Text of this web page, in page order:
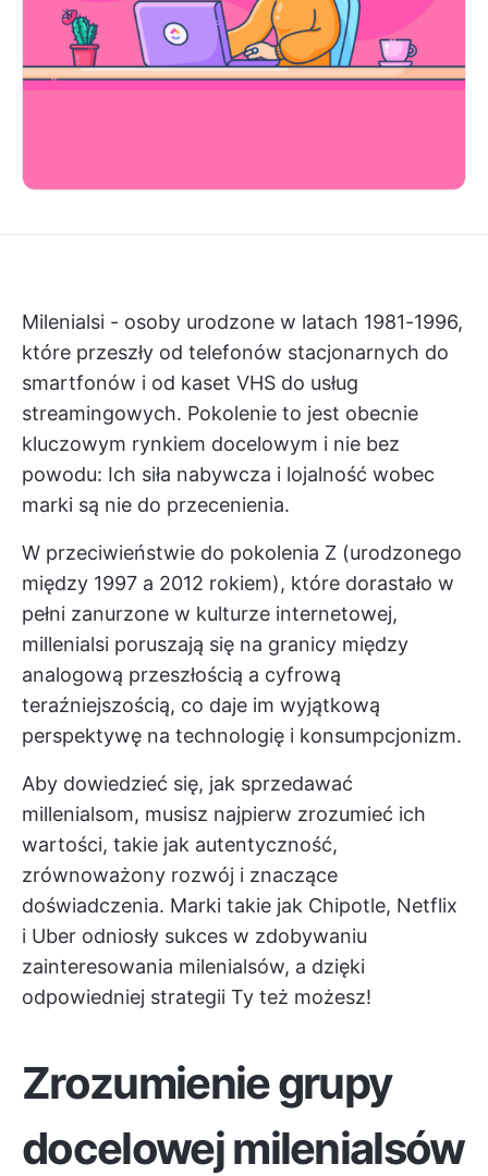
Milenialsi - osoby urodzone w latach 1981-1996,
które przeszły od telefonów stacjonarnych do
smartfonów i od kaset VHS do usług
streamingowych. Pokolenie to jest obecnie
kluczowym rynkiem docelowym i nie bez
powodu: Ich siła nabywcza i lojalność wobec
marki są nie do przecenienia.
W przeciwieństwie do pokolenia Z (urodzonego
między 1997 a 2012 rokiem), które dorastało w
pełni zanurzone w kulturze internetowej,
millenialsi poruszają się na granicy między
analogową przeszłością a cyfrową
teraźniejszością, co daje im wyjątkową
perspektywę na technologię i konsumpcjonizm.
Aby dowiedzieć się, jak sprzedawać
millenialsom, musisz najpierw zrozumieć ich
wartości, takie jak autentyczność,
zrównoważony rozwój i znaczące
doświadczenia. Marki takie jak Chipotle, Netflix
i Uber odniosły sukces w zdobywaniu
zainteresowania milenialsów, a dzięki
odpowiedniej strategii Ty też możesz!
Zrozumienie grupy
docelowej milenialsów